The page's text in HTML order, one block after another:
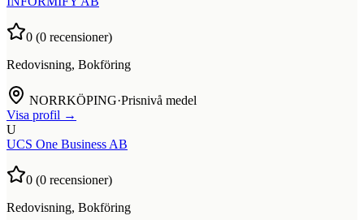
0 (0 recensioner)
Redovisning, Bokföring
NORRKÖPING·Prisnivå medel
Visa profil →
U
UCS One Business AB
0 (0 recensioner)
Redovisning, Bokföring